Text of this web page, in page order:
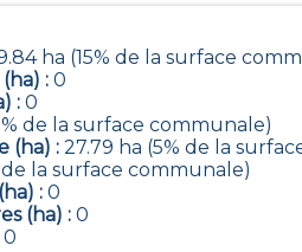
ha (15% de la surface
: 0
: 0
de la surface communale)
(ha) : 27.79 ha (5% de la
de la surface communale)
: 0
(ha) : 0
0